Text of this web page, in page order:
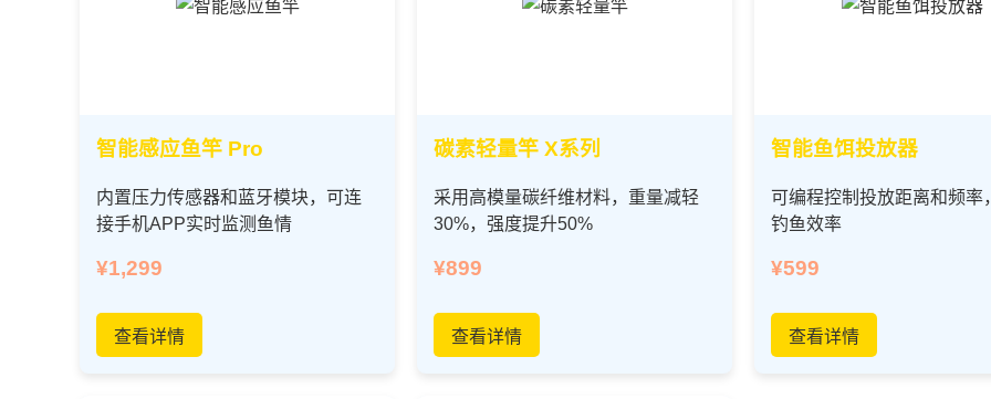
智能感应鱼竿 Pro
内置压力传感器和蓝牙模块，可连
接手机APP实时监测鱼情
¥1,299
查看详情
碳素轻量竿 X系列
采用高模量碳纤维材料，重量减轻
30%，强度提升50%
¥899
查看详情
智能鱼饵投放器
可编程控制投放距离和频率
钓鱼效率
¥599
查看详情